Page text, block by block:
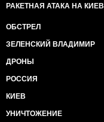
РАКЕТНАЯ АТАКА НА КИЕВ
ОБСТРЕЛ
ЗЕЛЕНСКИЙ ВЛАДИМИР
ДРОНЫ
РОССИЯ
КИЕВ
УНИЧТОЖЕНИЕ